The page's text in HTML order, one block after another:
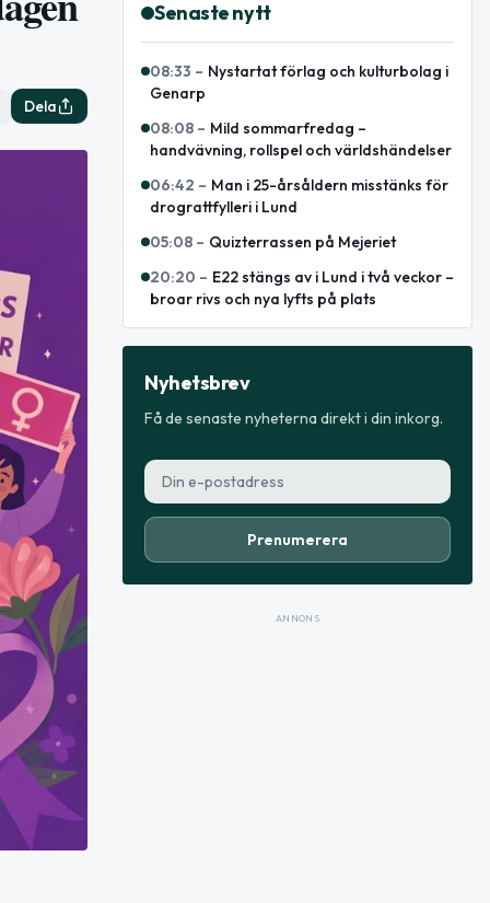
Dela
Senaste nytt
08:33 – Nystartat förlag och kulturbolag i
Genarp
08:08 – Mild sommarfredag –
handvävning, rollspel och världshändelser
06:42 – Man i 25-årsåldern misstänks för
drograttfylleri i Lund
05:08 – Quizterrassen på Mejeriet
20:20 – E22 stängs av i Lund i två veckor –
broar rivs och nya lyfts på plats
Nyhetsbrev
Få de senaste nyheterna direkt i din inkorg.
Prenumerera
ANNONS